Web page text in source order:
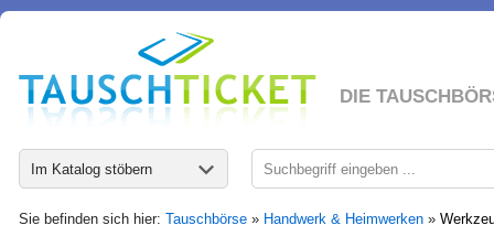
DIE
Im Katalog stöbern
Sie befinden sich hier: Tauschbörse » Handwerk & Heimwerken »